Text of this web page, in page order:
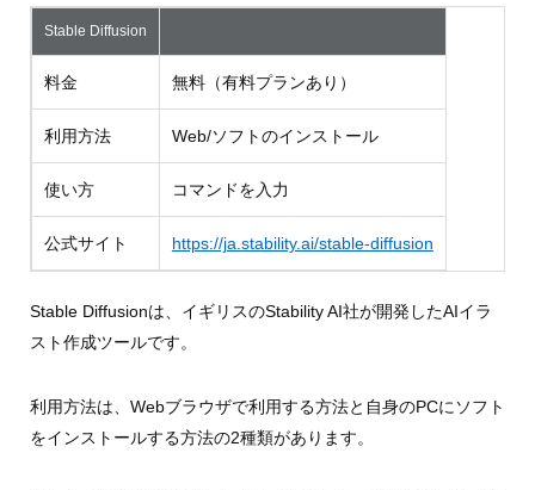
Stable Diffusion
料金 無料（有料プランあり）
利用方法 Web/ソフトのインストール
使い方 コマンドを入力
公式サイト https://ja.stability.ai/stable-diffusion
Stable Diffusionは、イギリスのStability AI社が開発したAIイラ
スト作成ツールです。
利用方法は、Webブラウザで利用する方法と自身のPCにソフト
をインストールする方法の2種類があります。